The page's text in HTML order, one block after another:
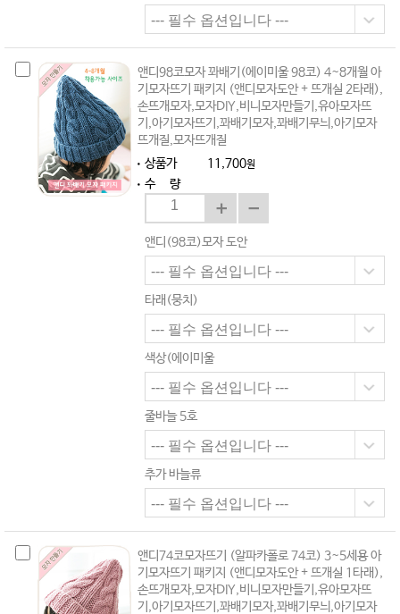
앤디98코모자 꽈배기(에이미울 98코) 4~8개월 아
기모자뜨기 패키지 (앤디모자도안 + 뜨개실 2타래),
손뜨개모자,모자DIY,비니모자만들기,유아모자뜨
기,아기모자뜨기,꽈배기모자,꽈배기무늬,아기모자
뜨개질,모자뜨개질
상품가
11,700원
수 량
앤디(98코)모자 도안
타래(뭉치)
색상(에이미울
줄바늘 5호
추가 바늘류
앤디74코모자뜨기 (알파카폴로 74코) 3~5세용 아
기모자뜨기 패키지 (앤디모자도안 + 뜨개실 1타래),
손뜨개모자,모자DIY,비니모자만들기,유아모자뜨
기,아기모자뜨기,꽈배기모자,꽈배기무늬,아기모자